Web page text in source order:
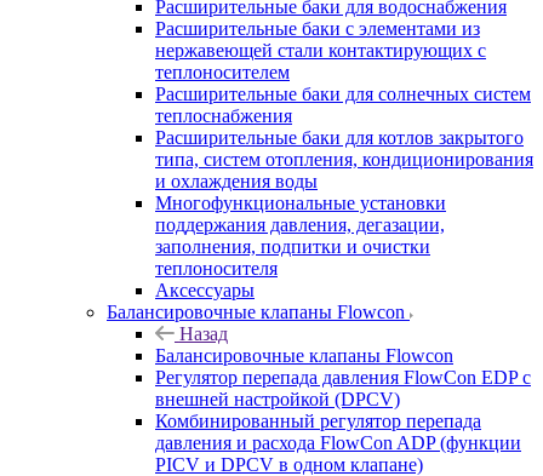
Расширительные баки для водоснабжения
Расширительные баки с элементами из
нержавеющей стали контактирующих с
теплоносителем
Расширительные баки для солнечных систем
теплоснабжения
Расширительные баки для котлов закрытого
типа, систем отопления, кондиционирования
и охлаждения воды
Многофункциональные установки
поддержания давления, дегазации,
заполнения, подпитки и очистки
теплоносителя
Аксессуары
Балансировочные клапаны Flowcon
Назад
Балансировочные клапаны Flowcon
Регулятор перепада давления FlowСon EDP с
внешней настройкой (DPCV)
Комбинированный регулятор перепада
давления и расхода FlowСon ADP (функции
PICV и DPCV в одном клапане)